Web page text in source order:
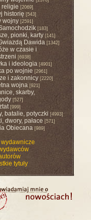
religie [2069]
historię[543]
wojny[2591]
[183]
pionki, karty[141]
Dawida[1342]
w czasie i
[6938]
i ideologia[4901]
po wojnie [2961]
i zakonnicy[2220]
wojna[921]
skarby,
[527]
[999]
batalie, potyczki [4993]
dwory, pałace [571]
Obiecana[989]
tytuły